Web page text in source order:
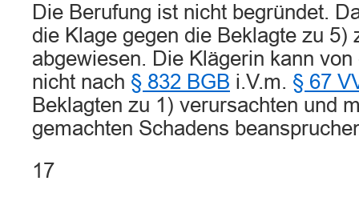
Die Berufung ist nicht begründet.
die Klage gegen die Beklagte zu 5)
abgewiesen. Die Klägerin kann
nicht nach § 832 BGB i.V.m. § 67
Beklagten zu 1) verursachten und
gemachten Schadens
17